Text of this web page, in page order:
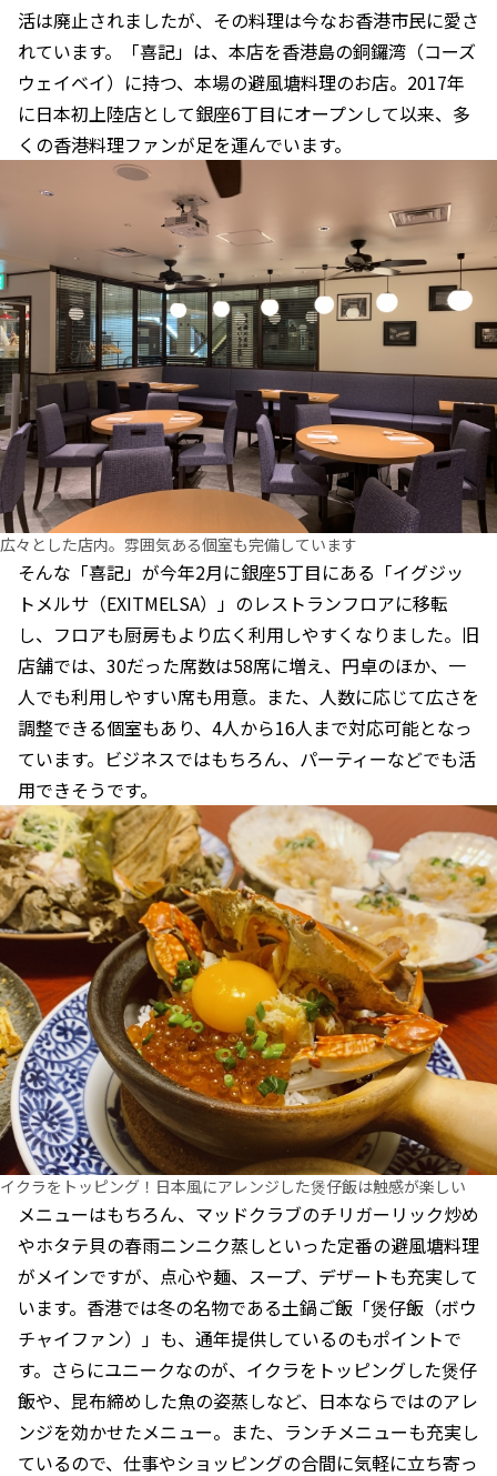
活は廃止されましたが、その料理は今なお香港市民に愛さ
れています。「喜記」は、本店を香港島の銅鑼湾（コーズ
ウェイベイ）に持つ、本場の避風塘料理のお店。2017年
に日本初上陸店として銀座6丁目にオープンして以来、多
くの香港料理ファンが足を運んでいます。
広々とした店内。雰囲気ある個室も完備しています
そんな「喜記」が今年2月に銀座5丁目にある「イグジッ
トメルサ（EXITMELSA）」のレストランフロアに移転
し、フロアも厨房もより広く利用しやすくなりました。旧
店舗では、30だった席数は58席に増え、円卓のほか、一
人でも利用しやすい席も用意。また、人数に応じて広さを
調整できる個室もあり、4人から16人まで対応可能となっ
ています。ビジネスではもちろん、パーティーなどでも活
用できそうです。
イクラをトッピング！日本風にアレンジした煲仔飯は触感が楽しい
メニューはもちろん、マッドクラブのチリガーリック炒め
やホタテ貝の春雨ニンニク蒸しといった定番の避風塘料理
がメインですが、点心や麺、スープ、デザートも充実して
います。香港では冬の名物である土鍋ご飯「煲仔飯（ボウ
チャイファン）」も、通年提供しているのもポイントで
す。さらにユニークなのが、イクラをトッピングした煲仔
飯や、昆布締めした魚の姿蒸しなど、日本ならではのアレ
ンジを効かせたメニュー。また、ランチメニューも充実し
ているので、仕事やショッピングの合間に気軽に立ち寄っ